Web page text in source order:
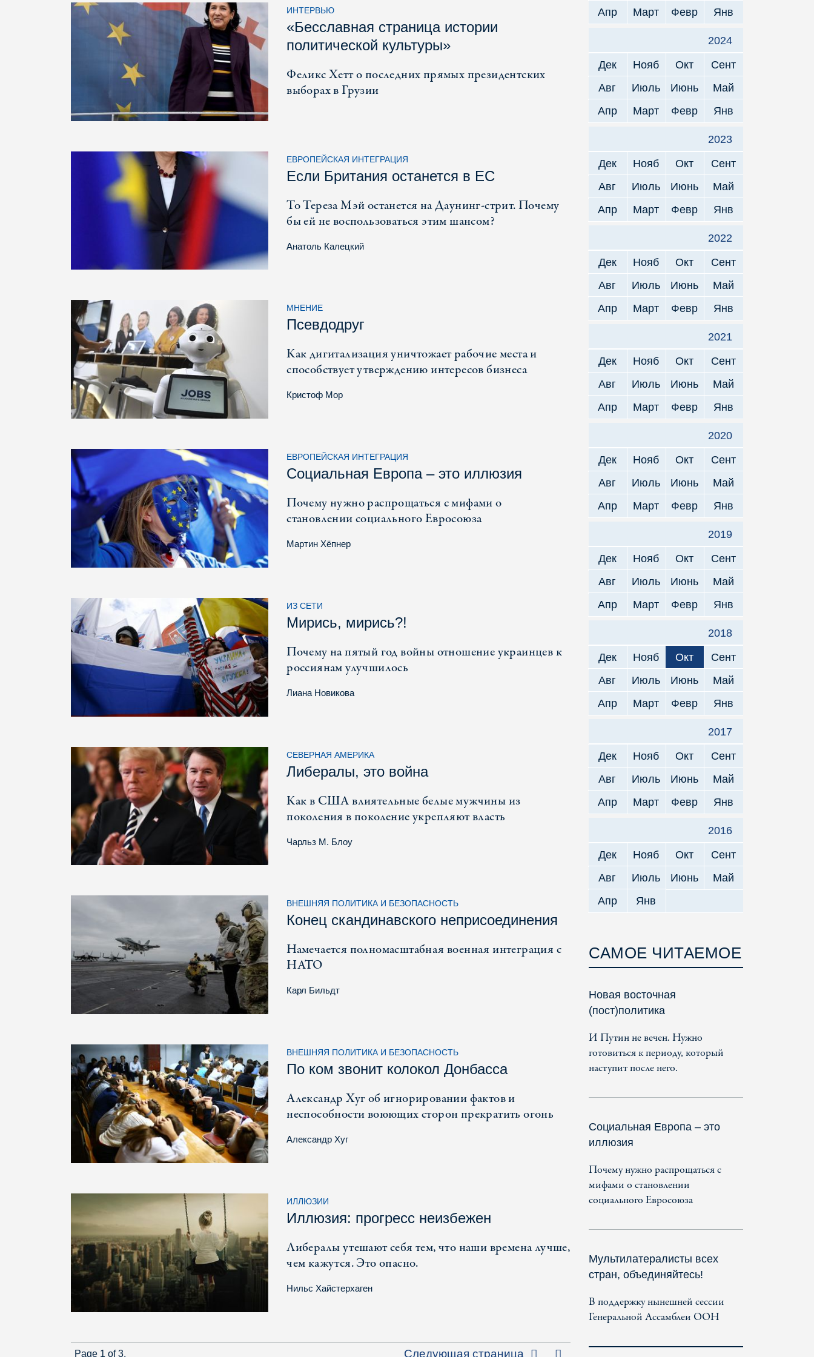
ИНТЕРВЬЮ
«Бесславная страница истории
политической культуры»
Феликс Хетт о последних прямых президентских
выборах в Грузии
ЕВРОПЕЙСКАЯ ИНТЕГРАЦИЯ
Если Британия останется в ЕC
То Тереза Мэй останется на Даунинг-стрит. Почему
бы ей не воспользоваться этим шансом?
Анатоль Калецкий
МНЕНИЕ
Псевдодруг
Как дигитализация уничтожает рабочие места и
способствует утверждению интересов бизнеса
Кристоф Мор
ЕВРОПЕЙСКАЯ ИНТЕГРАЦИЯ
Социальная Европа – это иллюзия
Почему нужно распрощаться с мифами о
становлении социального Евросоюза
Мартин Хёпнер
ИЗ СЕТИ
Мирись, мирись?!
Почему на пятый год войны отношение украинцев к
россиянам улучшилось
Лиана Новикова
СЕВЕРНАЯ АМЕРИКА
Либералы, это война
Как в США влиятельные белые мужчины из
поколения в поколение укрепляют власть
Чарльз М. Блоу
ВНЕШНЯЯ ПОЛИТИКА И БЕЗОПАСНОСТЬ
Конец скандинавского неприсоединения
Намечается полномасштабная военная интеграция с
НАТО
Карл Бильдт
ВНЕШНЯЯ ПОЛИТИКА И БЕЗОПАСНОСТЬ
По ком звонит колокол Донбасса
Александр Хуг об игнорировании фактов и
неспособности воюющих сторон прекратить огонь
Александр Хуг
ИЛЛЮЗИИ
Иллюзия: прогресс неизбежен
Либералы утешают себя тем, что наши времена лучше,
чем кажутся. Это опасно.
Нильс Хайстерхаген
Page 1 of 3. Следующая страница Последняя страница
Апр
Март Февр Янв
2024
Дек
Нояб Окт
Сент
Авг
Июль Июнь
Май
Апр
Март Февр Янв
2023
Дек
Нояб Окт
Сент
Авг
Июль Июнь
Май
Апр
Март Февр Янв
2022
Дек
Нояб Окт
Сент
Авг
Июль Июнь
Май
Апр
Март Февр Янв
2021
Дек
Нояб Окт
Сент
Авг
Июль Июнь
Май
Апр
Март Февр Янв
2020
Дек
Нояб Окт
Сент
Авг
Июль Июнь
Май
Апр
Март Февр Янв
2019
Дек
Нояб Окт
Сент
Авг
Июль Июнь
Май
Апр
Март Февр Янв
2018
Дек
Нояб Окт
Сент
Авг
Июль Июнь
Май
Апр
Март Февр Янв
2017
Дек
Нояб Окт
Сент
Авг
Июль Июнь
Май
Апр
Март Февр Янв
2016
Дек
Нояб Окт
Сент
Авг
Июль Июнь
Май
Апр
Янв
САМОЕ ЧИТАЕМОЕ
Новая восточная
(пост)политика
И Путин не вечен. Нужно
готовиться к периоду, который
наступит после него.
Социальная Европа – это
иллюзия
Почему нужно распрощаться с
мифами о становлении
социального Евросоюза
Мультилатералисты всех
стран, объединяйтесь!
В поддержку нынешней сессии
Генеральной Ассамблеи ООН